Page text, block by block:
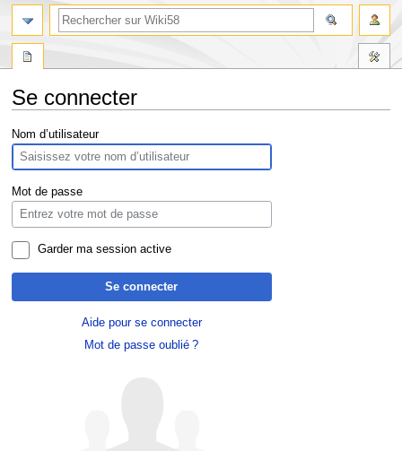
Se connecter
Aller
à
la
navigation
Aller
à
la
recherche
Nom d’utilisateur
Mot de passe
Garder ma session active
Se connecter
Aide pour se connecter
Mot de passe oublié ?